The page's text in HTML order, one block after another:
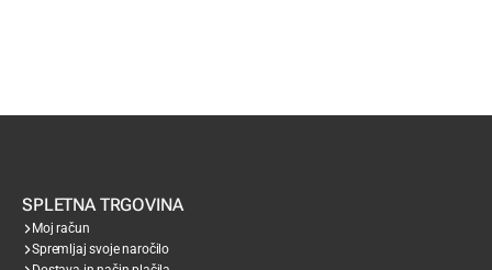
SPLETNA TRGOVINA
Moj račun
Spremljaj svoje naročilo